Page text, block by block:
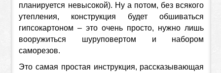
планируется невысокой). Ну а потом, без всякого
утепления, конструкция будет обшиваться
гипсокартоном – это очень просто, нужно лишь
вооружиться шуруповертом и набором
саморезов.
Это самая простая инструкция, рассказывающая